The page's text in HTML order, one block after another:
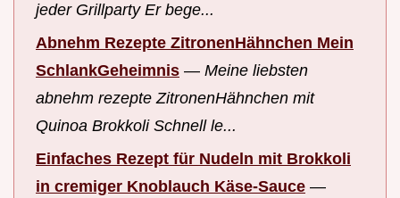
jeder Grillparty Er bege...
Abnehm Rezepte ZitronenHähnchen Mein
SchlankGeheimnis — Meine liebsten
abnehm rezepte ZitronenHähnchen mit
Quinoa Brokkoli Schnell le...
Einfaches Rezept für Nudeln mit Brokkoli
in cremiger Knoblauch Käse-Sauce —